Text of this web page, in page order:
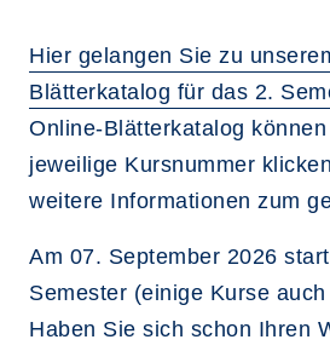
Hier gelangen Sie zu
Blätterkatalog für das 2.
Online-Blätterkatalog
jeweilige Kursnummer
weitere Informationen zum
Am 07. September 2026
Semester (einige Kurse
Haben Sie sich schon Ihren